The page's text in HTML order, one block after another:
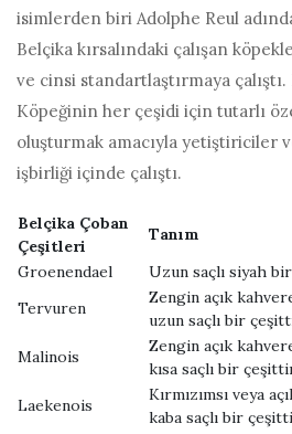
isimlerden biri Adolphe Reul
Belçika kırsalındaki çalışan
ve cinsi standartlaştırmaya
Köpeğinin her çeşidi için tutarlı
oluşturmak amacıyla yetiştiriciler
işbirliği içinde çalıştı.
Belçika Çoban
Çeşitleri
Tanım
Groenendael
Uzun saçlı siyah
Tervuren
Zengin açık
uzun saçlı bir
Malinois
Zengin açık
kısa saçlı bir
Laekenois
Kırmızımsı veya
kaba saçlı bir